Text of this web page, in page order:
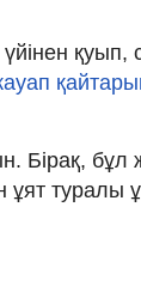
қуып,
Бірақ, бұл
ұят туралы